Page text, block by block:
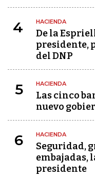
4 HACIENDA
De la
presidente,
del DNP
5 HACIENDA
Las cinco
nuevo
6 HACIENDA
Seguridad,
embajadas,
presidente